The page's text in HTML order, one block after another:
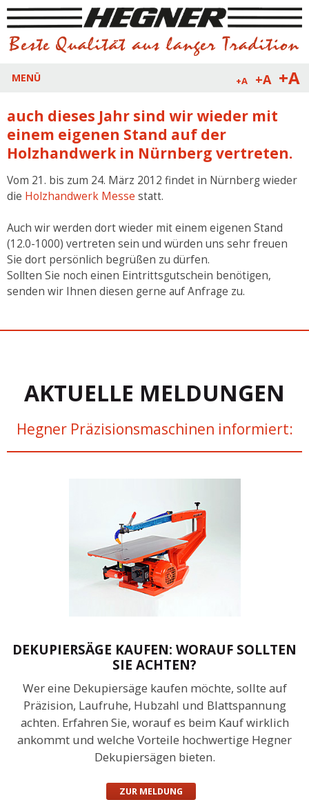
+A +A +A
MENÜ
auch dieses Jahr sind wir wieder mit
einem eigenen Stand auf der
Holzhandwerk in Nürnberg vertreten.
Vom 21. bis zum 24. März 2012 findet in Nürnberg wieder
die Holzhandwerk Messe statt.
Auch wir werden dort wieder mit einem eigenen Stand
(12.0-1000) vertreten sein und würden uns sehr freuen
Sie dort persönlich begrüßen zu dürfen.
Sollten Sie noch einen Eintrittsgutschein benötigen,
senden wir Ihnen diesen gerne auf Anfrage zu.
AKTUELLE MELDUNGEN
Hegner Präzisionsmaschinen informiert:
DEKUPIERSÄGE KAUFEN: WORAUF SOLLTEN
SIE ACHTEN?
Wer eine Dekupiersäge kaufen möchte, sollte auf
Präzision, Laufruhe, Hubzahl und Blattspannung
achten. Erfahren Sie, worauf es beim Kauf wirklich
ankommt und welche Vorteile hochwertige Hegner
Dekupiersägen bieten.
ZUR MELDUNG